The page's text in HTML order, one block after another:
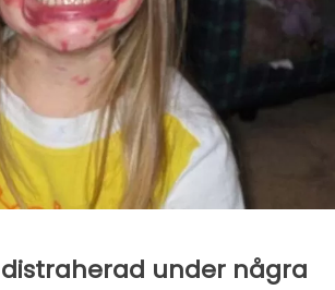
distraherad under några